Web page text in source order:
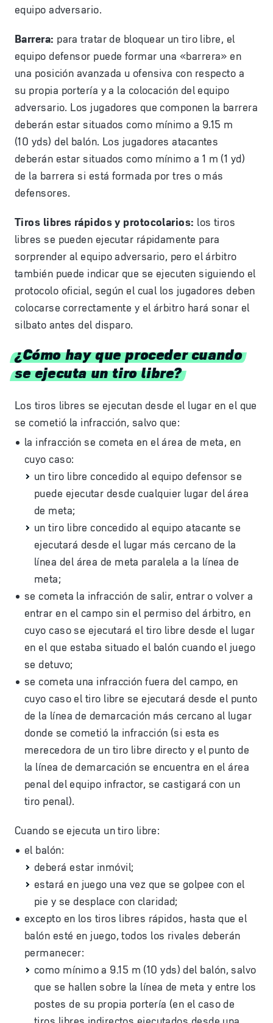
equipo adversario.
Barrera: para tratar de bloquear un tiro libre, el
equipo defensor puede formar una «barrera» en
una posición avanzada u ofensiva con respecto a
su propia portería y a la colocación del equipo
adversario. Los jugadores que componen la barrera
deberán estar situados como mínimo a 9.15 m
(10 yds) del balón. Los jugadores atacantes
deberán estar situados como mínimo a 1 m (1 yd)
de la barrera si está formada por tres o más
defensores.
Tiros libres rápidos y protocolarios: los tiros
libres se pueden ejecutar rápidamente para
sorprender al equipo adversario, pero el árbitro
también puede indicar que se ejecuten siguiendo el
protocolo oficial, según el cual los jugadores deben
colocarse correctamente y el árbitro hará sonar el
silbato antes del disparo.
¿Cómo hay que proceder cuando
se ejecuta un tiro libre?
Los tiros libres se ejecutan desde el lugar en el que
se cometió la infracción, salvo que:
la infracción se cometa en el área de meta, en
cuyo caso:
un tiro libre concedido al equipo defensor se
puede ejecutar desde cualquier lugar del área
de meta;
un tiro libre concedido al equipo atacante se
ejecutará desde el lugar más cercano de la
línea del área de meta paralela a la línea de
meta;
se cometa la infracción de salir, entrar o volver a
entrar en el campo sin el permiso del árbitro, en
cuyo caso se ejecutará el tiro libre desde el lugar
en el que estaba situado el balón cuando el juego
se detuvo;
se cometa una infracción fuera del campo, en
cuyo caso el tiro libre se ejecutará desde el punto
de la línea de demarcación más cercano al lugar
donde se cometió la infracción (si esta es
merecedora de un tiro libre directo y el punto de
la línea de demarcación se encuentra en el área
penal del equipo infractor, se castigará con un
tiro penal).
Cuando se ejecuta un tiro libre:
el balón:
deberá estar inmóvil;
estará en juego una vez que se golpee con el
pie y se desplace con claridad;
excepto en los tiros libres rápidos, hasta que el
balón esté en juego, todos los rivales deberán
permanecer:
como mínimo a 9.15 m (10 yds) del balón, salvo
que se hallen sobre la línea de meta y entre los
postes de su propia portería (en el caso de